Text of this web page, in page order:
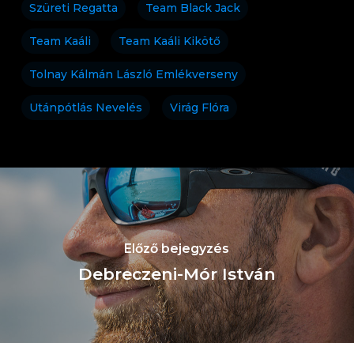
Szüreti Regatta Team Black Jack
Team Kaáli Team Kaáli Kikötő
Tolnay Kálmán László Emlékverseny
Utánpótlás Nevelés Virág Flóra
Előző bejegyzés
Debreczeni-Mór István